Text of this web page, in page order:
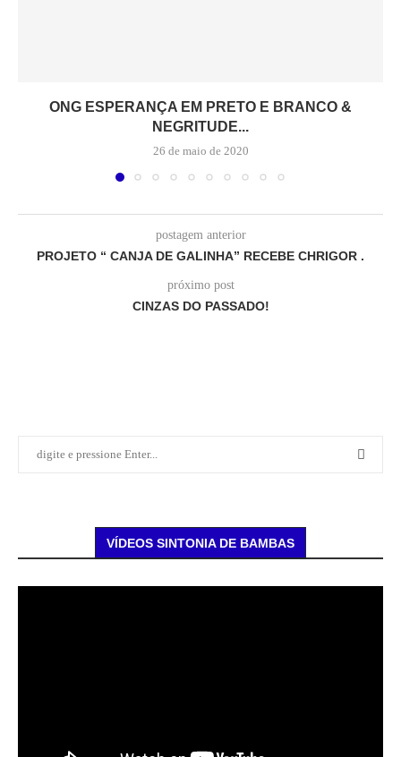
ONG ESPERANÇA EM PRETO E BRANCO &
NEGRITUDE...
26 de maio de 2020
postagem anterior
PROJETO “ CANJA DE GALINHA” RECEBE CHRIGOR .
próximo post
CINZAS DO PASSADO!
VÍDEOS SINTONIA DE BAMBAS